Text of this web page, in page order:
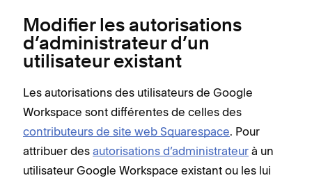
Modifier les autorisations
d’administrateur d’un
utilisateur existant
Les autorisations des utilisateurs de Google
Workspace sont différentes de celles des
contributeurs de site web Squarespace. Pour
attribuer des autorisations d’administrateur à un
utilisateur Google Workspace existant ou les lui